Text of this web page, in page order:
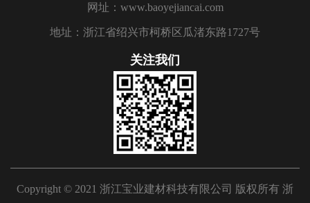
网址：www.baoyejiancai.com
地址：浙江省绍兴市柯桥区瓜渚东路1727号
关注我们
Copyright © 2021 浙江宝业建材科技有限公司 版权所有 浙